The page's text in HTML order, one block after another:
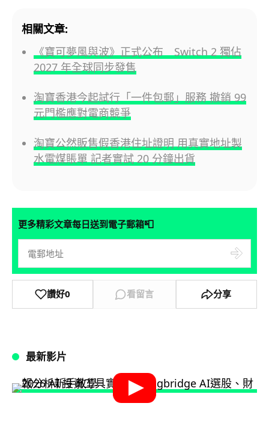
相關文章:
《寶可夢風與波》正式公布 Switch 2 獨佔
2027 年全球同步發售
淘寶香港今起試行「一件包郵」服務 撤銷 99
元門檻應對電商競爭
淘寶公然販售假香港住址證明 用真實地址製
水電煤賬單 記者實試 20 分鐘出貨
更多精彩文章每日送到電子郵箱📮
讚好0 看留言 分享
最新影片